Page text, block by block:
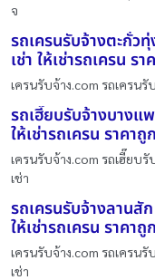
จ
รถเครนรับจ้างตะกั่ว
เช่า ให้เช่ารถเครน รา
เครนรับจ้าง.com รถเครนรั
รถเฮี๊ยบรับจ้างบางแ
ให้เช่ารถเครน ราคาถูก
เครนรับจ้าง.com รถเฮี๊ยบ
เช่า
รถเครนรับจ้างลานสั
ให้เช่ารถเครน ราคาถูก
เครนรับจ้าง.com รถเครน
เช่า